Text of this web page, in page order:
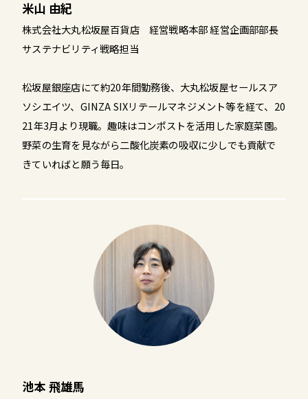
米山 由紀
株式会社大丸松坂屋百貨店 経営戦略本部 経営企画部部長
サステナビリティ戦略担当
松坂屋銀座店にて約20年間勤務後、大丸松坂屋セールスア
ソシエイツ、GINZA SIXリテールマネジメント等を経て、20
21年3月より現職。趣味はコンポストを活用した家庭菜園。
野菜の生育を見ながら二酸化炭素の吸収に少しでも貢献で
きていればと願う毎日。
池本 飛雄馬